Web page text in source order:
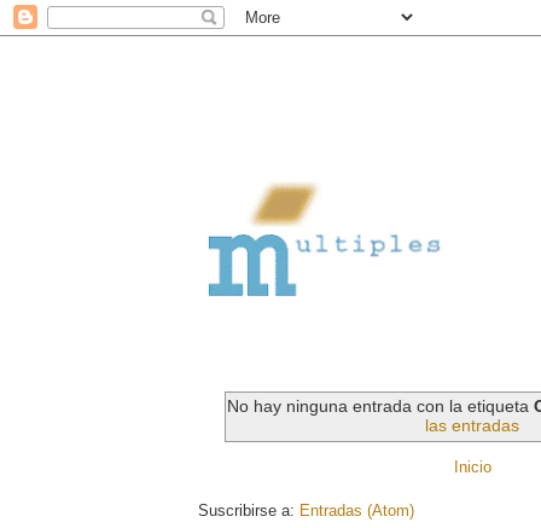
No hay ninguna entrada con la etiqueta
las entradas
Inicio
Suscribirse a: Entradas (Atom)